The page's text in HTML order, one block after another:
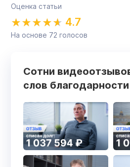
Оценка статьи
4.7
На основе 72 голосов
Сотни
слов благодарности